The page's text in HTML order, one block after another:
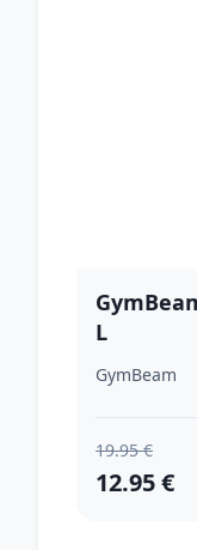
L
GymBeam
19.95 €
12.95 €